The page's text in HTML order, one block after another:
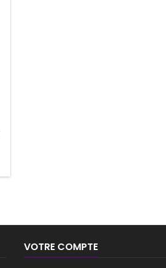
VOTRE COMPTE